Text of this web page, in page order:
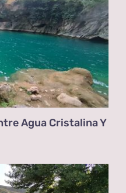
Agua Cristalina Y